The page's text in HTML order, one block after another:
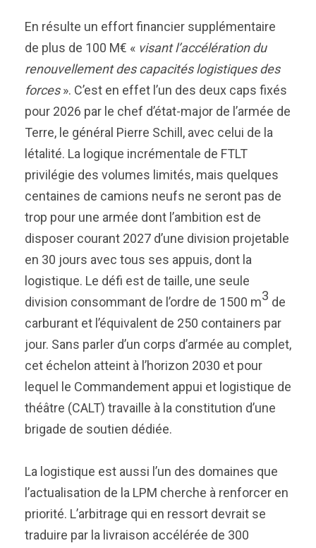
En résulte un effort financier supplémentaire
de plus de 100 M€ « visant l’accélération du
renouvellement des capacités logistiques des
forces». C’est en effet l’un des deux caps fixés
pour 2026 par le chef d’état-major de l’armée de
Terre, le général Pierre Schill, avec celui de la
létalité. La logique incrémentale de FTLT
privilégie des volumes limités, mais quelques
centaines de camions neufs ne seront pas de
trop pour une armée dont l’ambition est de
disposer courant 2027 d’une division projetable
en 30 jours avec tous ses appuis, dont la
logistique. Le défi est de taille, une seule
division consommant de l’ordre de 1500 m3 de
carburant et l’équivalent de 250 containers par
jour. Sans parler d’un corps d’armée au complet,
cet échelon atteint à l’horizon 2030 et pour
lequel le Commandement appui et logistique de
théâtre (CALT) travaille à la constitution d’une
brigade de soutien dédiée.
La logistique est aussi l’un des domaines que
l’actualisation de la LPM cherche à renforcer en
priorité. L’arbitrage qui en ressort devrait se
traduire par la livraison accélérée de 300